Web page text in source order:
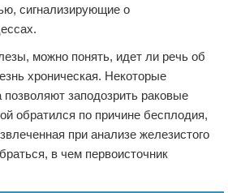
сигнализирующие о
можно понять, идет ли речь об
хроническая. Некоторые
заподозрить раковые
обратился по причине бесплодия,
при анализе железистого
в чем первоисточник